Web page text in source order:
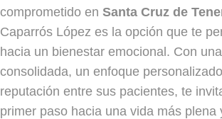
comprometido en Santa Cruz de
Caparrós López es la opción que te
hacia un bienestar emocional. Con
consolidada, un enfoque
reputación entre sus pacientes, te
primer paso hacia una vida más plena